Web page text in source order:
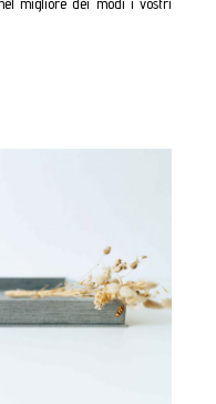
migliore dei modi i vostri